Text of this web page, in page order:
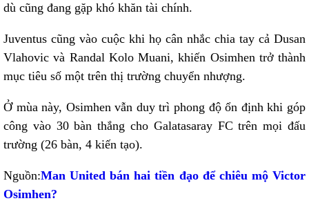
dù cũng đang gặp khó khăn tài chính.
Juventus cũng vào cuộc khi họ cân nhắc chia tay cả Dusan
Vlahovic và Randal Kolo Muani, khiến Osimhen trở thành
mục tiêu số một trên thị trường chuyển nhượng.
Ở mùa này, Osimhen vẫn duy trì phong độ ổn định khi góp
công vào 30 bàn thắng cho Galatasaray FC trên mọi đấu
trường (26 bàn, 4 kiến tạo).
Nguồn:Man United bán hai tiền đạo để chiêu mộ Victor
Osimhen?